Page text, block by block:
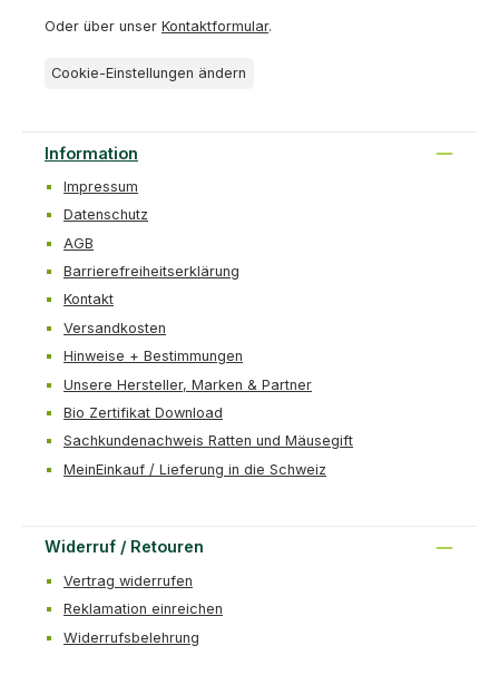
Oder über unser Kontaktformular.
Cookie-Einstellungen ändern
Information
Impressum
Datenschutz
AGB
Barrierefreiheitserklärung
Kontakt
Versandkosten
Hinweise + Bestimmungen
Unsere Hersteller, Marken & Partner
Bio Zertifikat Download
Sachkundenachweis Ratten und Mäusegift
MeinEinkauf / Lieferung in die Schweiz
Widerruf / Retouren
Vertrag widerrufen
Reklamation einreichen
Widerrufsbelehrung